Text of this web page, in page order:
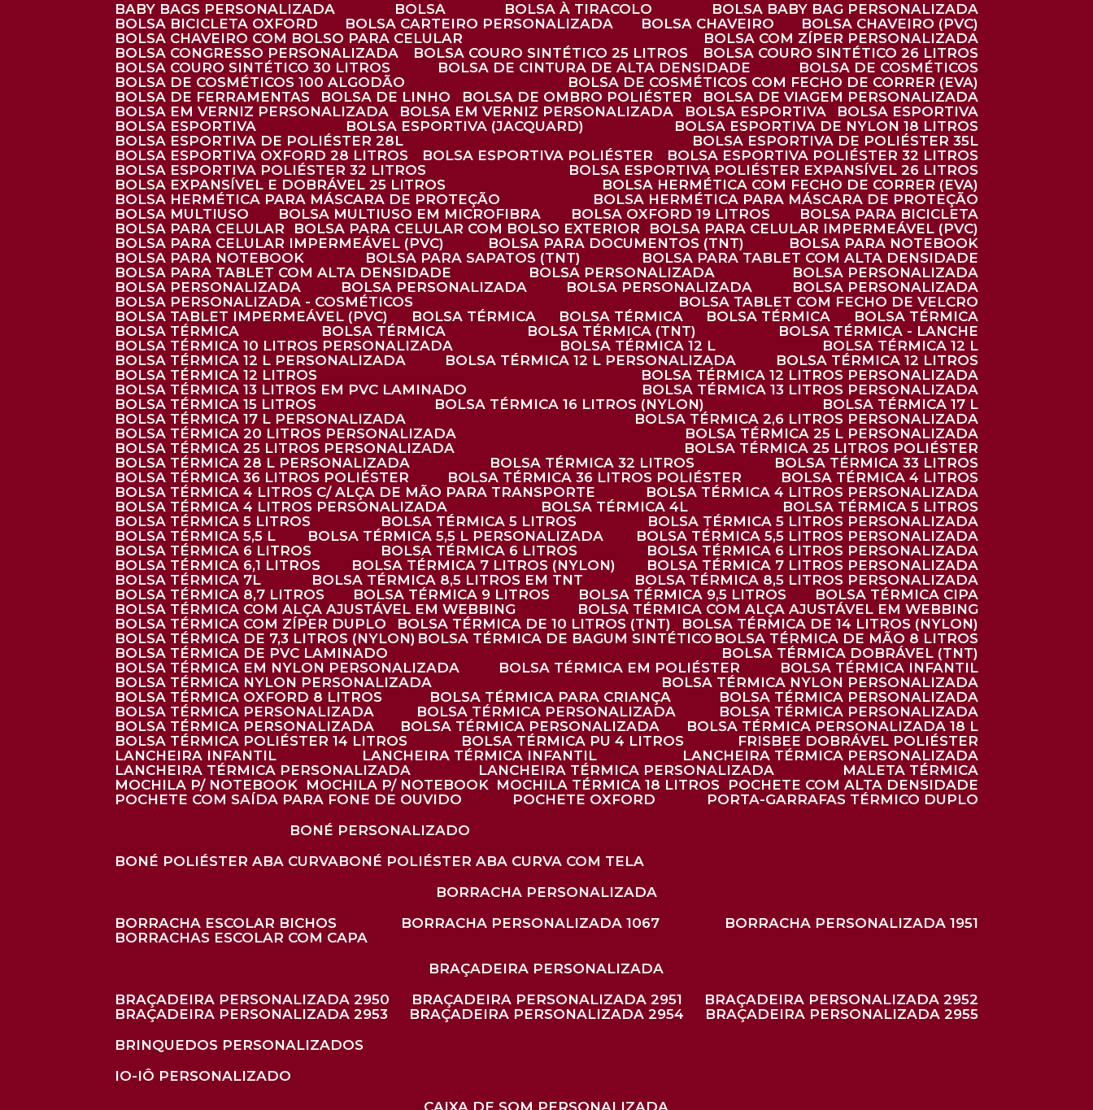
BABY BAGS PERSONALIZADA
BOLSA BOLSA À TIRACOLO
BOLSA BABY BAG PERSONALIZADA
BOLSA BICICLETA OXFORD
BOLSA CARTEIRO PERSONALIZADA BOLSA CHAVEIRO
BOLSA CHAVEIRO (PVC)
BOLSA CHAVEIRO COM BOLSO PARA CELULAR
BOLSA COM ZÍPER PERSONALIZADA
BOLSA CONGRESSO PERSONALIZADA
BOLSA COURO SINTÉTICO 25 LITROS
BOLSA COURO SINTÉTICO 26 LITROS
BOLSA COURO SINTÉTICO 30 LITROS
BOLSA DE CINTURA DE ALTA DENSIDADE
BOLSA DE COSMÉTICOS
BOLSA DE COSMÉTICOS 100 ALGODÃO
BOLSA DE COSMÉTICOS COM FECHO DE CORRER (EVA)
BOLSA DE FERRAMENTAS
BOLSA DE LINHO BOLSA DE OMBRO POLIÉSTER
BOLSA DE VIAGEM PERSONALIZADA
BOLSA EM VERNIZ PERSONALIZADA
BOLSA EM VERNIZ PERSONALIZADA BOLSA ESPORTIVA
BOLSA ESPORTIVA
BOLSA ESPORTIVA
BOLSA ESPORTIVA (JACQUARD)
BOLSA ESPORTIVA DE NYLON 18 LITROS
BOLSA ESPORTIVA DE POLIÉSTER 28L
BOLSA ESPORTIVA DE POLIÉSTER 35L
BOLSA ESPORTIVA OXFORD 28 LITROS
BOLSA ESPORTIVA POLIÉSTER
BOLSA ESPORTIVA POLIÉSTER 32 LITROS
BOLSA ESPORTIVA POLIÉSTER 32 LITROS
BOLSA ESPORTIVA POLIÉSTER EXPANSÍVEL 26 LITROS
BOLSA EXPANSÍVEL E DOBRÁVEL 25 LITROS
BOLSA HERMÉTICA COM FECHO DE CORRER (EVA)
BOLSA HERMÉTICA PARA MÁSCARA DE PROTEÇÃO
BOLSA HERMÉTICA PARA MÁSCARA DE PROTEÇÃO
BOLSA MULTIUSO
BOLSA MULTIUSO EM MICROFIBRA BOLSA OXFORD 19 LITROS
BOLSA PARA BICICLETA
BOLSA PARA CELULAR
BOLSA PARA CELULAR COM BOLSO EXTERIOR
BOLSA PARA CELULAR IMPERMEÁVEL (PVC)
BOLSA PARA CELULAR IMPERMEÁVEL (PVC)
BOLSA PARA DOCUMENTOS (TNT)
BOLSA PARA NOTEBOOK
BOLSA PARA NOTEBOOK
BOLSA PARA SAPATOS (TNT)
BOLSA PARA TABLET COM ALTA DENSIDADE
BOLSA PARA TABLET COM ALTA DENSIDADE
BOLSA PERSONALIZADA
BOLSA PERSONALIZADA
BOLSA PERSONALIZADA
BOLSA PERSONALIZADA BOLSA PERSONALIZADA
BOLSA PERSONALIZADA
BOLSA PERSONALIZADA - COSMÉTICOS
BOLSA TABLET COM FECHO DE VELCRO
BOLSA TABLET IMPERMEÁVEL (PVC)
BOLSA TÉRMICA BOLSA TÉRMICA BOLSA TÉRMICA
BOLSA TÉRMICA
BOLSA TÉRMICA
BOLSA TÉRMICA BOLSA TÉRMICA (TNT)
BOLSA TÉRMICA - LANCHE
BOLSA TÉRMICA 10 LITROS PERSONALIZADA
BOLSA TÉRMICA 12 L
BOLSA TÉRMICA 12 L
BOLSA TÉRMICA 12 L PERSONALIZADA
BOLSA TÉRMICA 12 L PERSONALIZADA
BOLSA TÉRMICA 12 LITROS
BOLSA TÉRMICA 12 LITROS
BOLSA TÉRMICA 12 LITROS PERSONALIZADA
BOLSA TÉRMICA 13 LITROS EM PVC LAMINADO
BOLSA TÉRMICA 13 LITROS PERSONALIZADA
BOLSA TÉRMICA 15 LITROS
BOLSA TÉRMICA 16 LITROS (NYLON)
BOLSA TÉRMICA 17 L
BOLSA TÉRMICA 17 L PERSONALIZADA
BOLSA TÉRMICA 2,6 LITROS PERSONALIZADA
BOLSA TÉRMICA 20 LITROS PERSONALIZADA
BOLSA TÉRMICA 25 L PERSONALIZADA
BOLSA TÉRMICA 25 LITROS PERSONALIZADA
BOLSA TÉRMICA 25 LITROS POLIÉSTER
BOLSA TÉRMICA 28 L PERSONALIZADA
BOLSA TÉRMICA 32 LITROS
BOLSA TÉRMICA 33 LITROS
BOLSA TÉRMICA 36 LITROS POLIÉSTER
BOLSA TÉRMICA 36 LITROS POLIÉSTER
BOLSA TÉRMICA 4 LITROS
BOLSA TÉRMICA 4 LITROS C/ ALÇA DE MÃO PARA TRANSPORTE
BOLSA TÉRMICA 4 LITROS PERSONALIZADA
BOLSA TÉRMICA 4 LITROS PERSONALIZADA
BOLSA TÉRMICA 4L
BOLSA TÉRMICA 5 LITROS
BOLSA TÉRMICA 5 LITROS
BOLSA TÉRMICA 5 LITROS
BOLSA TÉRMICA 5 LITROS PERSONALIZADA
BOLSA TÉRMICA 5,5 L
BOLSA TÉRMICA 5,5 L PERSONALIZADA
BOLSA TÉRMICA 5,5 LITROS PERSONALIZADA
BOLSA TÉRMICA 6 LITROS
BOLSA TÉRMICA 6 LITROS
BOLSA TÉRMICA 6 LITROS PERSONALIZADA
BOLSA TÉRMICA 6,1 LITROS
BOLSA TÉRMICA 7 LITROS (NYLON)
BOLSA TÉRMICA 7 LITROS PERSONALIZADA
BOLSA TÉRMICA 7L
BOLSA TÉRMICA 8,5 LITROS EM TNT
BOLSA TÉRMICA 8,5 LITROS PERSONALIZADA
BOLSA TÉRMICA 8,7 LITROS
BOLSA TÉRMICA 9 LITROS BOLSA TÉRMICA 9,5 LITROS
BOLSA TÉRMICA CIPA
BOLSA TÉRMICA COM ALÇA AJUSTÁVEL EM WEBBING
BOLSA TÉRMICA COM ALÇA AJUSTÁVEL EM WEBBING
BOLSA TÉRMICA COM ZÍPER DUPLO
BOLSA TÉRMICA DE 10 LITROS (TNT)
BOLSA TÉRMICA DE 14 LITROS (NYLON)
BOLSA TÉRMICA DE 7,3 LITROS (NYLON)
BOLSA TÉRMICA DE BAGUM SINTÉTICO
BOLSA TÉRMICA DE MÃO 8 LITROS
BOLSA TÉRMICA DE PVC LAMINADO
BOLSA TÉRMICA DOBRÁVEL (TNT)
BOLSA TÉRMICA EM NYLON PERSONALIZADA
BOLSA TÉRMICA EM POLIÉSTER
BOLSA TÉRMICA INFANTIL
BOLSA TÉRMICA NYLON PERSONALIZADA
BOLSA TÉRMICA NYLON PERSONALIZADA
BOLSA TÉRMICA OXFORD 8 LITROS
BOLSA TÉRMICA PARA CRIANÇA
BOLSA TÉRMICA PERSONALIZADA
BOLSA TÉRMICA PERSONALIZADA
BOLSA TÉRMICA PERSONALIZADA
BOLSA TÉRMICA PERSONALIZADA
BOLSA TÉRMICA PERSONALIZADA
BOLSA TÉRMICA PERSONALIZADA
BOLSA TÉRMICA PERSONALIZADA 18 L
BOLSA TÉRMICA POLIÉSTER 14 LITROS
BOLSA TÉRMICA PU 4 LITROS
FRISBEE DOBRÁVEL POLIÉSTER
LANCHEIRA INFANTIL
LANCHEIRA TÉRMICA INFANTIL
LANCHEIRA TÉRMICA PERSONALIZADA
LANCHEIRA TÉRMICA PERSONALIZADA
LANCHEIRA TÉRMICA PERSONALIZADA
MALETA TÉRMICA
MOCHILA P/ NOTEBOOK
MOCHILA P/ NOTEBOOK MOCHILA TÉRMICA 18 LITROS
POCHETE COM ALTA DENSIDADE
POCHETE COM SAÍDA PARA FONE DE OUVIDO
POCHETE OXFORD
PORTA-GARRAFAS TÉRMICO DUPLO
BONÉ PERSONALIZADO
BONÉ POLIÉSTER ABA CURVA
BONÉ POLIÉSTER ABA CURVA COM TELA
BORRACHA PERSONALIZADA
BORRACHA ESCOLAR BICHOS
BORRACHA PERSONALIZADA 1067
BORRACHA PERSONALIZADA 1951
BORRACHAS ESCOLAR COM CAPA
BRAÇADEIRA PERSONALIZADA
BRAÇADEIRA PERSONALIZADA 2950
BRAÇADEIRA PERSONALIZADA 2951
BRAÇADEIRA PERSONALIZADA 2952
BRAÇADEIRA PERSONALIZADA 2953
BRAÇADEIRA PERSONALIZADA 2954
BRAÇADEIRA PERSONALIZADA 2955
BRINQUEDOS PERSONALIZADOS
IO-IÔ PERSONALIZADO
CAIXA DE SOM PERSONALIZADA